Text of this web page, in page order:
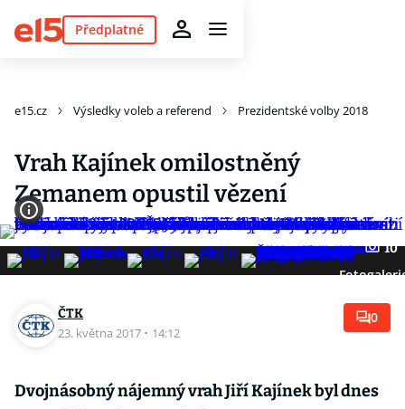
Předplatné
e15.cz Výsledky voleb a referend Prezidentské volby 2018
Vrah Kajínek omilostněný
Zemanem opustil vězení
10
ČTK
23. května 2017 · 14:12
0
Dvojnásobný nájemný vrah Jiří Kajínek byl dnes